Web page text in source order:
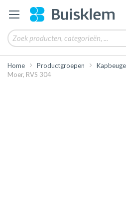
Home Productgroepen
Moer, RVS 304